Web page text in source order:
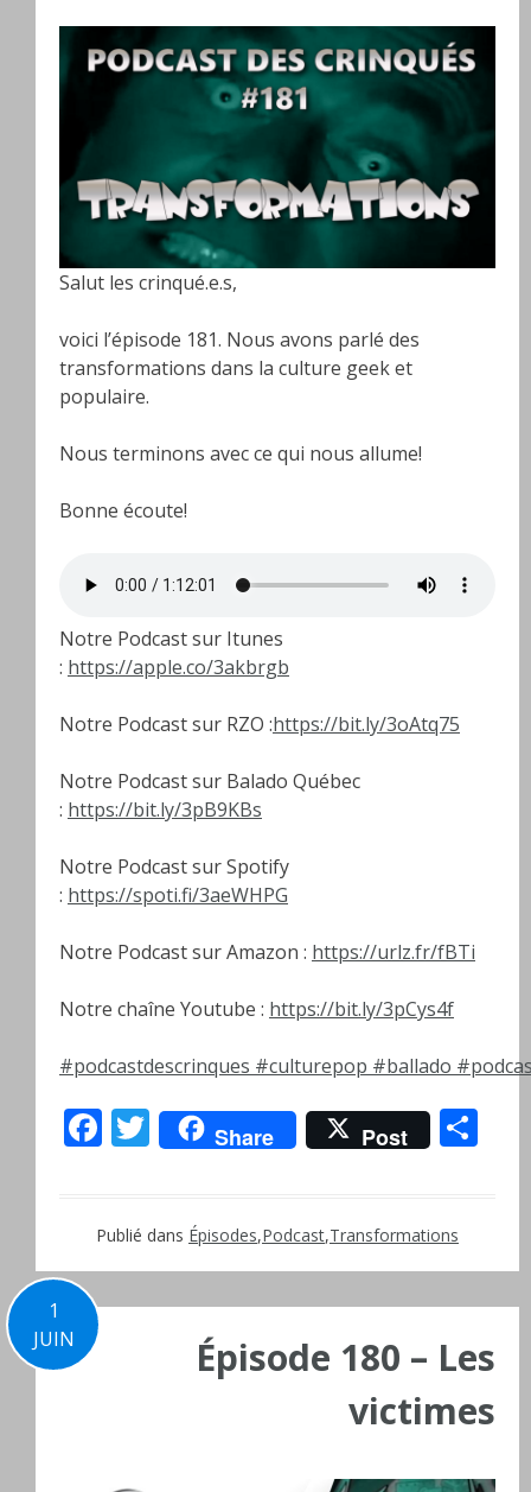
Salut les crinqué.e.s,
voici l’épisode 181. Nous avons parlé des
transformations dans la culture geek et
populaire.
Nous terminons avec ce qui nous allume!
Bonne écoute!
Notre Podcast sur Itunes
: https://apple.co/3akbrgb
Notre Podcast sur RZO :https://bit.ly/3oAtq75
Notre Podcast sur Balado Québec
: https://bit.ly/3pB9KBs
Notre Podcast sur Spotify
: https://spoti.fi/3aeWHPG
Notre Podcast sur Amazon : https://urlz.fr/fBTi
Notre chaîne Youtube : https://bit.ly/3pCys4f
#podcastdescrinques #culturepop #ballado
Facebook
Twitter
Share Post
Publié dans Épisodes,Podcast,Transformations
1
JUIN
Épisode 180 – Les
victimes